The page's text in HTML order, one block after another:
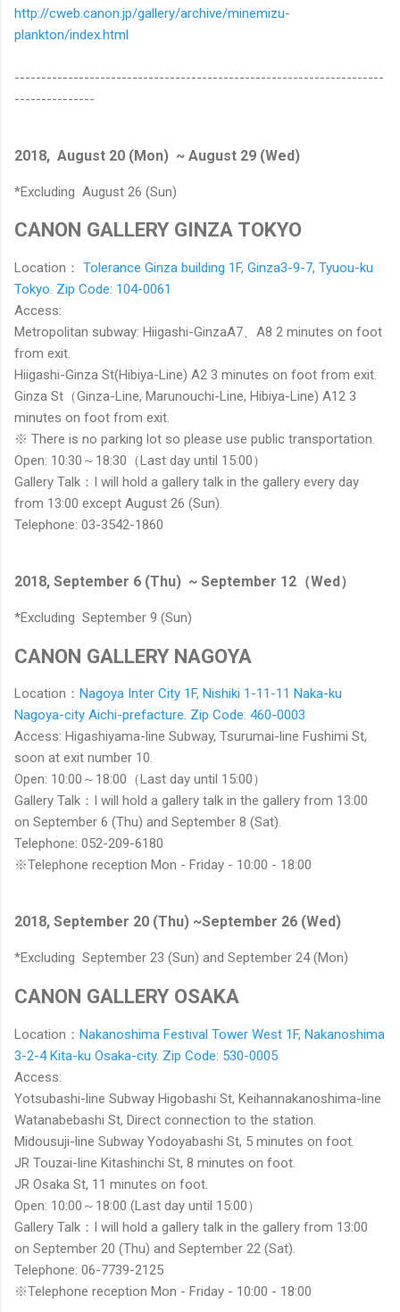
http://cweb.canon.jp/gallery/archive/minemizu-
plankton/index.html
---------------------------------------------------------------------
---------------
2018, August 20 (Mon) ~ August 29 (Wed)
*Excluding August 26 (Sun)
CANON GALLERY GINZA TOKYO
Location： Tolerance Ginza building 1F, Ginza3-9-7, Tyuou-ku
Tokyo. Zip Code: 104-0061
Access:
Metropolitan subway: Hiigashi-GinzaA7、A8 2 minutes on foot
from exit.
Hiigashi-Ginza St(Hibiya-Line) A2 3 minutes on foot from exit.
Ginza St（Ginza-Line, Marunouchi-Line, Hibiya-Line) A12 3
minutes on foot from exit.
※ There is no parking lot so please use public transportation.
Open: 10:30～18:30（Last day until 15:00）
Gallery Talk：I will hold a gallery talk in the gallery every day
from 13:00 except August 26 (Sun).
Telephone: 03-3542-1860
2018, September 6 (Thu) ~ September 12（Wed）
*Excluding September 9 (Sun)
CANON GALLERY NAGOYA
Location： Nagoya Inter City 1F, Nishiki 1-11-11 Naka-ku
Nagoya-city Aichi-prefacture. Zip Code: 460-0003
Access: Higashiyama-line Subway, Tsurumai-line Fushimi St,
soon at exit number 10.
Open: 10:00～18:00（Last day until 15:00）
Gallery Talk：I will hold a gallery talk in the gallery from 13:00
on September 6 (Thu) and September 8 (Sat).
Telephone: 052-209-6180
※Telephone reception Mon - Friday - 10:00 - 18:00
2018, September 20 (Thu) ~September 26 (Wed)
*Excluding September 23 (Sun) and September 24 (Mon)
CANON GALLERY OSAKA
Location： Nakanoshima Festival Tower West 1F, Nakanoshima
3-2-4 Kita-ku Osaka-city. Zip Code: 530-0005
Access:
Yotsubashi-line Subway Higobashi St, Keihannakanoshima-line
Watanabebashi St, Direct connection to the station.
Midousuji-line Subway Yodoyabashi St, 5 minutes on foot.
JR Touzai-line Kitashinchi St, 8 minutes on foot.
JR Osaka St, 11 minutes on foot.
Open: 10:00～18:00 (Last day until 15:00）
Gallery Talk：I will hold a gallery talk in the gallery from 13:00
on September 20 (Thu) and September 22 (Sat).
Telephone: 06-7739-2125
※Telephone reception Mon - Friday - 10:00 - 18:00